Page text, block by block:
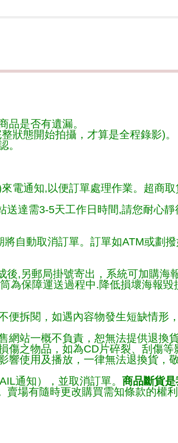
品是否有遺漏。
狀態開始拍攝，才算是全程錄影)。
。
電通知,以便訂單處理作業。超商
送達需3-5天工作日時間,請您耐心靜
自動取消訂單。訂單如ATM或劃
,另郵局掛號寄出，系統可加購海
為保障運送過程中.降低損壞海報毀
便拆閱，如遇內容物發生短缺情形
站一概不負責，恕無法提供退換貨
傷之物品，如為CD片碎裂、刮傷等
響使用及播放，一律無法退換貨，
通知），並取消訂單。 商品斷貨
賣場有隨時更改購買需知條款的權利